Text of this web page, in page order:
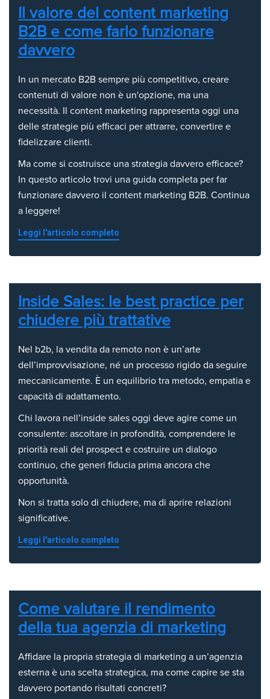
Il valore del content marketing
B2B e come farlo funzionare
davvero
In un mercato B2B sempre più competitivo, creare
contenuti di valore non è un'opzione, ma una
necessità. Il content marketing rappresenta oggi una
delle strategie più efficaci per attrarre, convertire e
fidelizzare clienti.
Ma come si costruisce una strategia davvero efficace?
In questo articolo trovi una guida completa per far
funzionare davvero il content marketing B2B. Continua
a leggere!
Leggi l'articolo completo
Inside Sales: le best practice per
chiudere più trattative
Nel b2b, la vendita da remoto non è un’arte
dell’improvvisazione, né un processo rigido da seguire
meccanicamente. È un equilibrio tra metodo, empatia e
capacità di adattamento.
Chi lavora nell’inside sales oggi deve agire come un
consulente: ascoltare in profondità, comprendere le
priorità reali del prospect e costruire un dialogo
continuo, che generi fiducia prima ancora che
opportunità.
Non si tratta solo di chiudere, ma di aprire relazioni
significative.
Leggi l'articolo completo
Come valutare il rendimento
della tua agenzia di marketing
Affidare la propria strategia di marketing a un’agenzia
esterna è una scelta strategica, ma come capire se sta
davvero portando risultati concreti?